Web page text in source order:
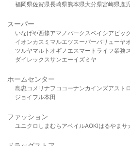
福岡県佐賀県長崎県熊本県大分県宮崎県鹿
スーパー
いなげや西條アマノパークスベイシア ビッ
イオンカスミ マルエツスーパーバリューヤ
ツルヤマルト オギノ エスマート ライフ業務
ダイレックスサンエーイズミヤ
ホームセンター
島忠 コメリ ナフコ コーナンカインズアスト
ジョイフル本田
ファッション
ユニクロ しまむら アベイルAOKIはるやま サ